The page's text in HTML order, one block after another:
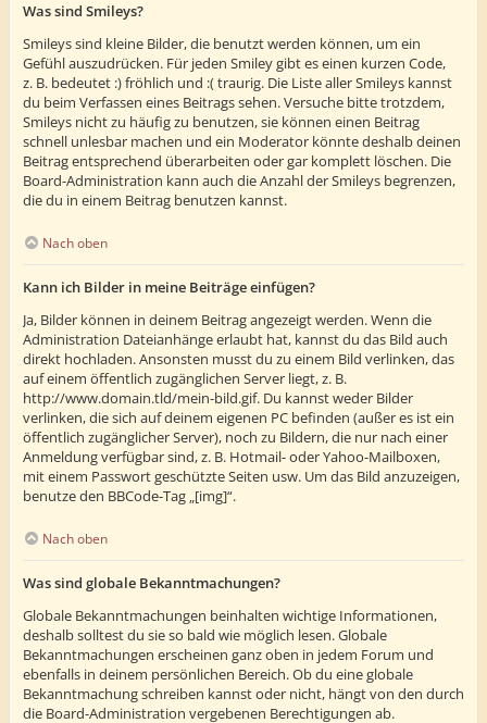
Was sind Smileys?
Smileys sind kleine Bilder, die benutzt werden können, um ein
Gefühl auszudrücken. Für jeden Smiley gibt es einen kurzen Code,
z. B. bedeutet :) fröhlich und :( traurig. Die Liste aller Smileys kannst
du beim Verfassen eines Beitrags sehen. Versuche bitte trotzdem,
Smileys nicht zu häufig zu benutzen, sie können einen Beitrag
schnell unlesbar machen und ein Moderator könnte deshalb deinen
Beitrag entsprechend überarbeiten oder gar komplett löschen. Die
Board-Administration kann auch die Anzahl der Smileys begrenzen,
die du in einem Beitrag benutzen kannst.
Nach oben
Kann ich Bilder in meine Beiträge einfügen?
Ja, Bilder können in deinem Beitrag angezeigt werden. Wenn die
Administration Dateianhänge erlaubt hat, kannst du das Bild auch
direkt hochladen. Ansonsten musst du zu einem Bild verlinken, das
auf einem öffentlich zugänglichen Server liegt, z. B.
http://www.domain.tld/mein-bild.gif. Du kannst weder Bilder
verlinken, die sich auf deinem eigenen PC befinden (außer es ist ein
öffentlich zugänglicher Server), noch zu Bildern, die nur nach einer
Anmeldung verfügbar sind, z. B. Hotmail- oder Yahoo-Mailboxen,
mit einem Passwort geschützte Seiten usw. Um das Bild anzuzeigen,
benutze den BBCode-Tag „[img]“.
Nach oben
Was sind globale Bekanntmachungen?
Globale Bekanntmachungen beinhalten wichtige Informationen,
deshalb solltest du sie so bald wie möglich lesen. Globale
Bekanntmachungen erscheinen ganz oben in jedem Forum und
ebenfalls in deinem persönlichen Bereich. Ob du eine globale
Bekanntmachung schreiben kannst oder nicht, hängt von den durch
die Board-Administration vergebenen Berechtigungen ab.